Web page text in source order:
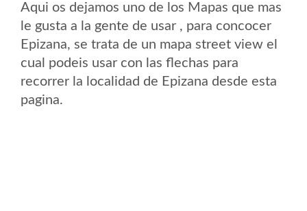
Aqui os dejamos uno de los Mapas que mas
le gusta a la gente de usar , para concocer
Epizana, se trata de un mapa street view el
cual podeis usar con las flechas para
recorrer la localidad de Epizana desde esta
pagina.